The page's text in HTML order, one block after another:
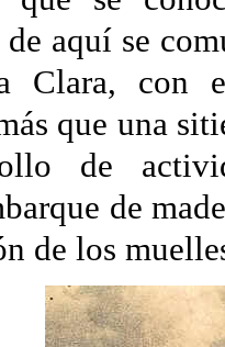
aquí se
Clara, con
que una
de
de
de los